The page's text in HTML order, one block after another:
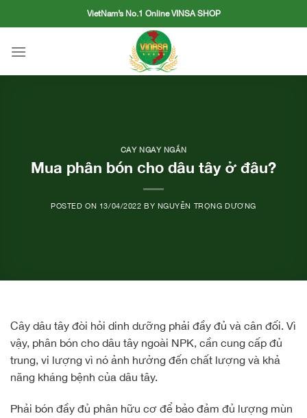
to
VietNam’s No.1 Online VINSA SHOP
CÂY NGÀY NGẮN
Mua phân bón cho dâu tây ở đâu?
POSTED ON 13/04/2022 BY NGUYỄN TRỌNG DƯƠNG
Cây dâu tây đòi hỏi dinh dưỡng phải đầy đủ và cân đối. Vì
vậy, phân bón cho dâu tây ngoài NPK, cần cung cấp đủ
trung, vi lượng vì nó ảnh hưởng đến chất lượng và khả
năng kháng bệnh của dâu tây.
Phải bón đầy đủ phân hữu cơ để bảo đảm đủ lượng mùn